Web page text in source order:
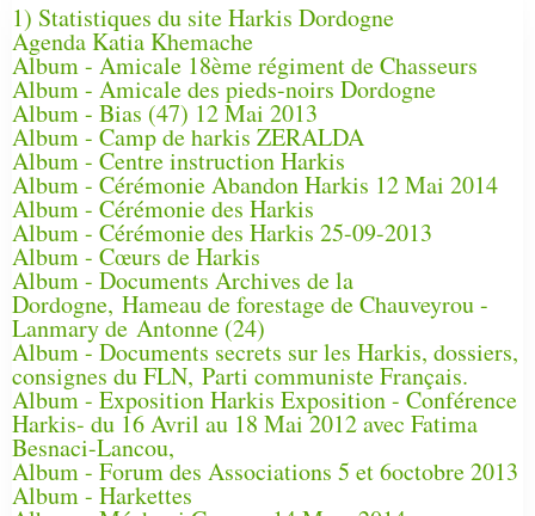
1) Statistiques du site Harkis Dordogne
Agenda Katia Khemache
Album - Amicale 18ème régiment de Chasseurs
Album - Amicale des pieds-noirs Dordogne
Album - Bias (47) 12 Mai 2013
Album - Camp de harkis ZERALDA
Album - Centre instruction Harkis
Album - Cérémonie Abandon Harkis 12 Mai 2014
Album - Cérémonie des Harkis
Album - Cérémonie des Harkis 25-09-2013
Album - Cœurs de Harkis
Album - Documents Archives de la
Dordogne, Hameau de forestage de Chauveyrou -
Lanmary de Antonne (24)
Album - Documents secrets sur les Harkis, dossiers,
consignes du FLN, Parti communiste Français.
Album - Exposition Harkis Exposition - Conférence
Harkis- du 16 Avril au 18 Mai 2012 avec Fatima
Besnaci-Lancou,
Album - Forum des Associations 5 et 6octobre 2013
Album - Harkettes